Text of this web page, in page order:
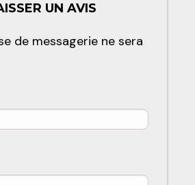
UN AVIS
de messagerie ne sera